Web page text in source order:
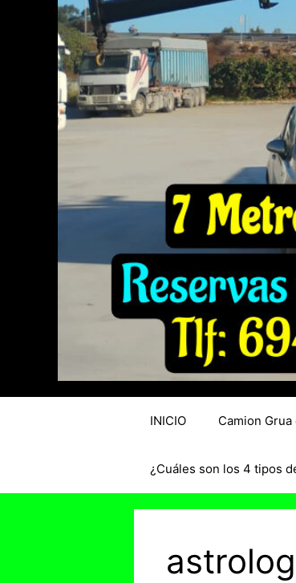
INICIO Camion
¿Cuáles son los 4 tipos